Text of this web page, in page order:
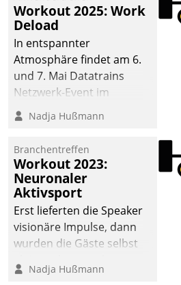
Workout 2025: Work
Deload
In entspannter
Atmosphäre findet am 6.
und 7. Mai Datatrains
Netzwerk-Event im
Kunden- und Partnerkreis
statt. Zentrale Frage: Wie
Mammutprojekte
meistern und Workloads
wuppen – bei zunehmend
anspruchsvollen
Aufgaben und
abnehmendem
Nadja Hußmann
Branchentreffen
Workout 2023:
Neuronaler
Aktivsport
Erst lieferten die Speaker
visionäre Impulse, dann
wurden die Gäste selbst
methodisch
Nadja Hußmann